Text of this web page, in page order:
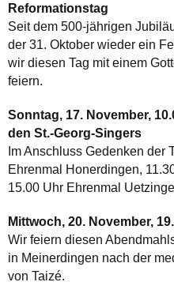
Reformationstag
Seit dem 500-jährigen
der 31. Oktober wieder ein
wir diesen Tag mit einem
feiern.
Sonntag, 17. November,
den St.-Georg-Singers
Im Anschluss Gedenken der
Ehrenmal Honerdingen,
15.00 Uhr Ehrenmal
Mittwoch, 20. November,
Wir feiern diesen
in Meinerdingen nach der
von Taizé.